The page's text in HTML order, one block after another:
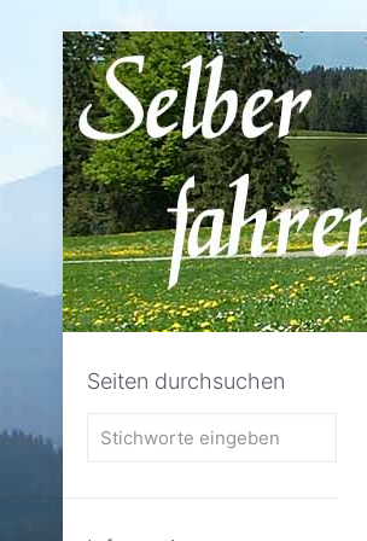
Seiten durchsuchen